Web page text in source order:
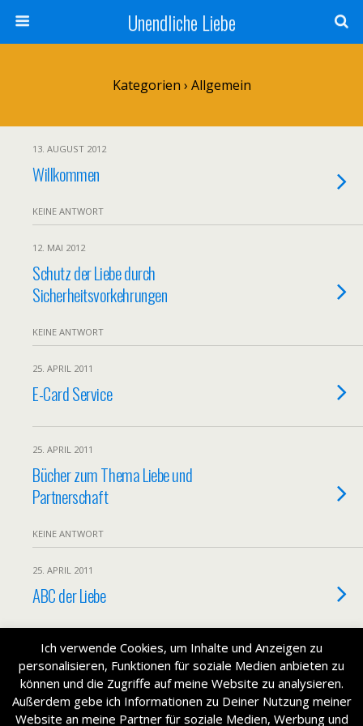
Unendliche Liebe
Kategorien › Allgemein
13. AUGUST 2012
Willkommen
KEINE ANTWORT
12. MAI 2012
Schutz der Liebe durch
Sicherheitsvorkehrungen
KEINE ANTWORT
25. APRIL 2011
E-Card Service
25. APRIL 2011
Bücher zum Thema Liebe und
Partnerschaft
KEINE ANTWORT
25. APRIL 2011
ABC der Liebe
Zum Seitenanfang
Mobil Desktop
Ich verwende Cookies, um Inhalte und Anzeigen zu
personalisieren, Funktionen für soziale Medien anbieten zu
können und die Zugriffe auf meine Website zu analysieren.
Außerdem gebe ich Informationen zu Deiner Nutzung meiner
Website an meine Partner für soziale Medien, Werbung und